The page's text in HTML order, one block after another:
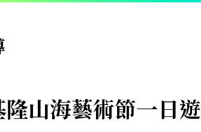
山海藝術節一日遊